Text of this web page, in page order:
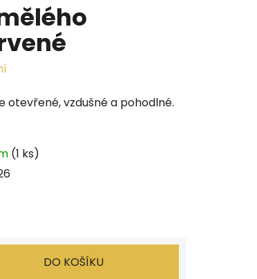
otevřené, vzdušné a pohodlné.
(1 ks)
DO KOŠÍKU